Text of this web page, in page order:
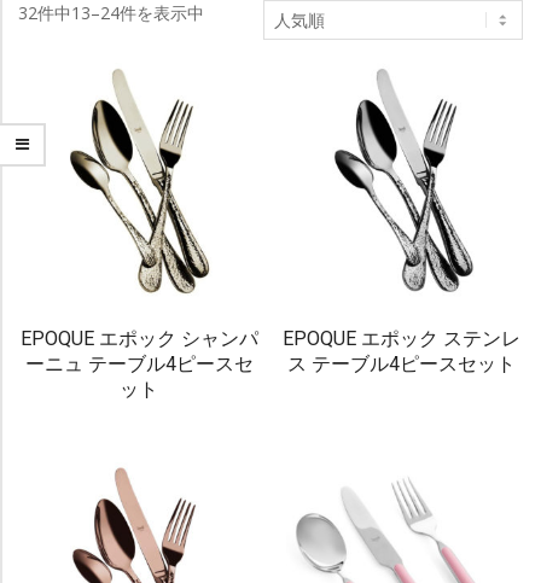
32件中13–24件を表示中
EPOQUE エポック シャンパ
ーニュ テーブル4ピースセ
ット
EPOQUE エポック ステンレ
ス テーブル4ピースセット